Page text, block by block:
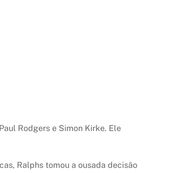
Rodgers e Simon Kirke. Ele
Ralphs tomou a ousada decisão